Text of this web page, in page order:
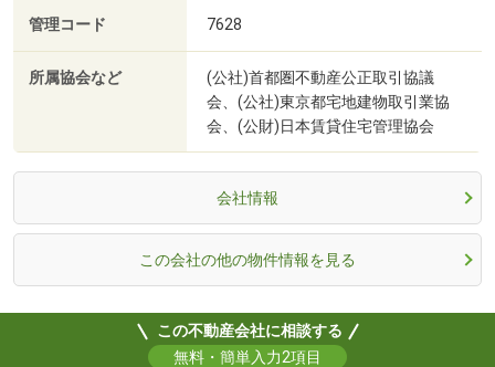
管理コード 7628
所属協会など
(公社)首都圏不動産公正取引協議
会、(公社)東京都宅地建物取引業協
会、(公財)日本賃貸住宅管理協会
会社情報
この会社の他の物件情報を見る
この不動産会社に相談する
無料・簡単入力2項目